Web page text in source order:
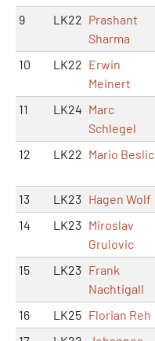
9 LK22 Prashant
Sharma
10 LK22 Erwin
Meinert
11 LK24 Marc
Schlegel
12 LK22 Mario Beslic
13 LK23 Hagen Wolf
14
LK23 Miroslav
Grulovic
15 LK23 Frank
Nachtigall
16 LK25 Florian Reh